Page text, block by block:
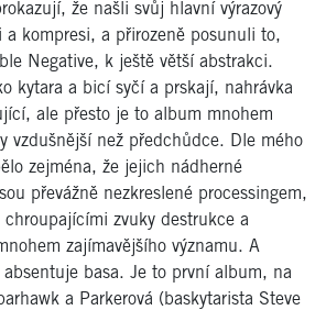
že našli svůj hlavní výrazový
a kompresi, a přirozeně posunuli to,
Negative, k ještě větší abstrakci.
kytara a bicí syčí a prskají, nahrávka
ale přesto je to album mnohem
vzdušnější než předchůdce. Dle mého
zejména, že jejich nádherné
převážně nezkreslené processingem,
zvuky destrukce a
zajímavějšího významu. A
basa. Je to první album, na
a Parkerová (baskytarista Steve